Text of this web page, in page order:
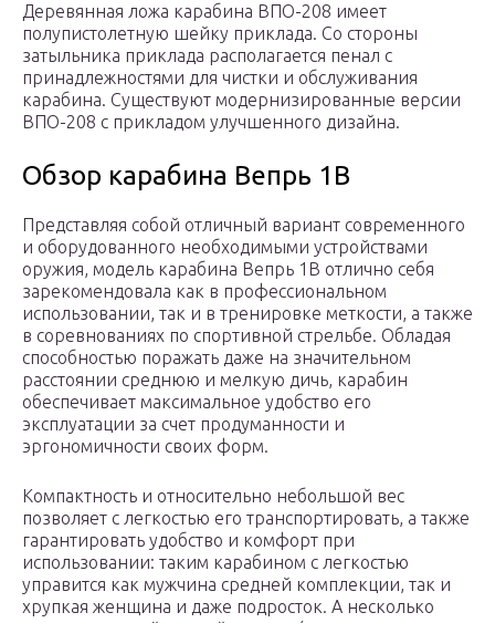
Деревянная ложа карабина ВПО-208 имеет
полупистолетную шейку приклада. Со стороны
затыльника приклада располагается пенал с
принадлежностями для чистки и обслуживания
карабина. Существуют модернизированные версии
ВПО-208 с прикладом улучшенного дизайна.
Обзор карабина Вепрь 1В
Представляя собой отличный вариант современного
и оборудованного необходимыми устройствами
оружия, модель карабина Вепрь 1В отлично себя
зарекомендовала как в профессиональном
использовании, так и в тренировке меткости, а также
в соревнованиях по спортивной стрельбе. Обладая
способностью поражать даже на значительном
расстоянии среднюю и мелкую дичь, карабин
обеспечивает максимальное удобство его
эксплуатации за счет продуманности и
эргономичности своих форм.
Компактность и относительно небольшой вес
позволяет с легкостью его транспортировать, а также
гарантировать удобство и комфорт при
использовании: таким карабином с легкостью
управится как мужчина средней комплекции, так и
хрупкая женщина и даже подросток. А несколько